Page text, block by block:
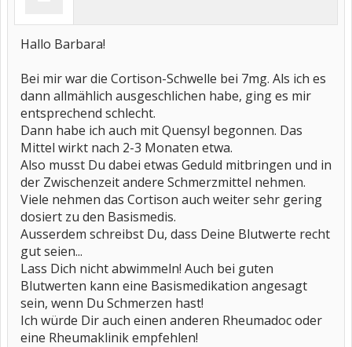
Hallo Barbara!
Bei mir war die Cortison-Schwelle bei 7mg. Als ich es
dann allmählich ausgeschlichen habe, ging es mir
entsprechend schlecht.
Dann habe ich auch mit Quensyl begonnen. Das
Mittel wirkt nach 2-3 Monaten etwa.
Also musst Du dabei etwas Geduld mitbringen und in
der Zwischenzeit andere Schmerzmittel nehmen.
Viele nehmen das Cortison auch weiter sehr gering
dosiert zu den Basismedis.
Ausserdem schreibst Du, dass Deine Blutwerte recht
gut seien...
Lass Dich nicht abwimmeln! Auch bei guten
Blutwerten kann eine Basismedikation angesagt
sein, wenn Du Schmerzen hast!
Ich würde Dir auch einen anderen Rheumadoc oder
eine Rheumaklinik empfehlen!